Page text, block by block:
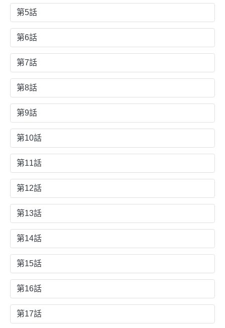
第5話
第6話
第7話
第8話
第9話
第10話
第11話
第12話
第13話
第14話
第15話
第16話
第17話